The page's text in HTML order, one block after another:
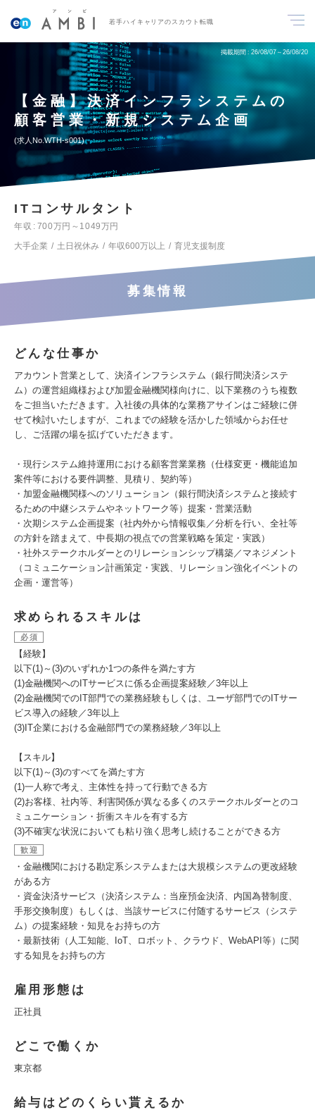
若手ハイキャリアのスカウト転職
掲載期間 26/08/07～26/08/20
【金融】決済インフラシステムの
顧客営業・新規システム企画
求人No.WTH-s001
ITコンサルタント
年収
700万円～1049万円
大手企業
土日祝休み 年収600万以上 育児支援制度
募集情報
どんな仕事か
アカウント営業として、決済インフラシステム（銀行間決済システ
ム）の運営組織様および加盟金融機関様向けに、以下業務のうち複数
をご担当いただきます。入社後の具体的な業務アサインはご経験に併
せて検討いたしますが、これまでの経験を活かした領域からお任せ
し、ご活躍の場を拡げていただきます。
・現行システム維持運用における顧客営業業務（仕様変更・機能追加
案件等における要件調整、見積り、契約等）
・加盟金融機関様へのソリューション（銀行間決済システムと接続す
るための中継システムやネットワーク等）提案・営業活動
・次期システム企画提案（社内外から情報収集／分析を行い、全社等
の方針を踏まえて、中長期の視点での営業戦略を策定・実践）
・社外ステークホルダーとのリレーションシップ構築／マネジメント
（コミュニケーション計画策定・実践、リレーション強化イベントの
企画・運営等）
求められるスキルは
必須
【経験】
以下(1)～(3)のいずれか1つの条件を満たす方
(1)金融機関へのITサービスに係る企画提案経験／3年以上
(2)金融機関でのIT部門での業務経験もしくは、ユーザ部門でのITサー
ビス導入の経験／3年以上
(3)IT企業における金融部門での業務経験／3年以上
【スキル】
以下(1)～(3)のすべてを満たす方
(1)一人称で考え、主体性を持って行動できる方
(2)お客様、社内等、利害関係が異なる多くのステークホルダーとのコ
ミュニケーション・折衝スキルを有する方
(3)不確実な状況においても粘り強く思考し続けることができる方
歓迎
・金融機関における勘定系システムまたは大規模システムの更改経験
がある方
・資金決済サービス（決済システム：当座預金決済、内国為替制度、
手形交換制度）もしくは、当該サービスに付随するサービス（システ
ム）の提案経験・知見をお持ちの方
・最新技術（人工知能、IoT、ロボット、クラウド、WebAPI等）に関
する知見をお持ちの方
雇用形態は
正社員
どこで働くか
東京都
給与はどのくらい貰えるか